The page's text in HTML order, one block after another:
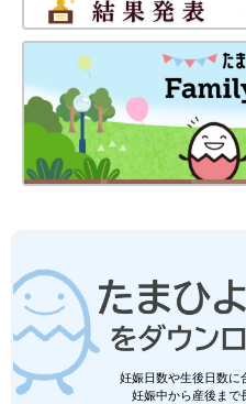
妊娠日数や生後日数に
妊娠中から産後まで